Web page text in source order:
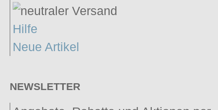
Hilfe
Neue Artikel
NEWSLETTER